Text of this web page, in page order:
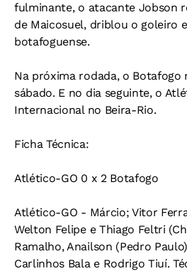
fulminante, o atacante Jobson
de Maicosuel, driblou o goleiro
botafoguense.
Na próxima rodada, o Botafogo
sábado. E no dia seguinte, o
Internacional no Beira-Rio.
Ficha Técnica:
Atlético-GO 0 x 2 Botafogo
Atlético-GO - Márcio; Vitor
Welton Felipe e Thiago Feltri
Ramalho, Anailson (Pedro
Carlinhos Bala e Rodrigo Tiuí.